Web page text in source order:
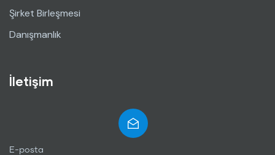
Şirket Birleşmesi
Danışmanlık
İletişim
E-posta